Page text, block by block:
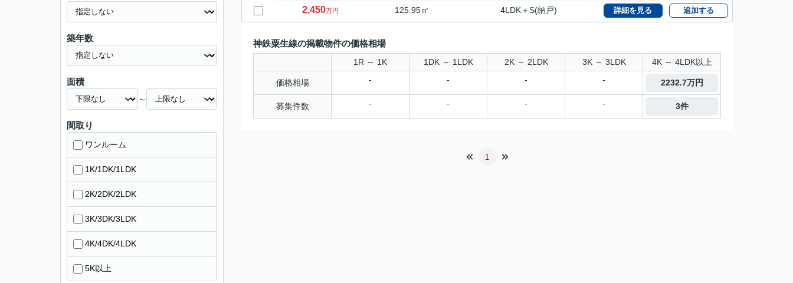
2,450万円 125.95㎡ 4LDK＋S(納戸) 詳細を見る 追加する
神鉄粟生線の掲載物件の価格相場
1R ～ 1K 1DK ～ 1LDK 2K ～ 2LDK 3K ～ 3LDK 4K ～ 4LDK以上
価格相場 - - - - 2232.7万円
募集件数 - - - - 3件
1
築年数
面積
～
間取り
ワンルーム
1K/1DK/1LDK
2K/2DK/2LDK
3K/3DK/3LDK
4K/4DK/4LDK
5K以上